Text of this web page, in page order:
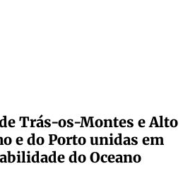
Trás-os-Montes e Alto
e do Porto unidas em
do Oceano